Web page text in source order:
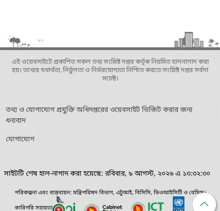
এই ওয়েবসাইটে প্রকাশিত সকল তথ্য সংশ্লিষ্ট দপ্তর কর্তৃক নিয়মিত হালনাগাদ করা
হয়। তথ্যের যথার্থতা, নির্ভুলতা ও নির্ভরযোগ্যতা নিশ্চিত করতে সংশ্লিষ্ট দপ্তর সর্বদা
সচেষ্ট।
তথ্য ও যোগাযোগ প্রযুক্তি অধিদপ্তরের ওয়েবসাইট ভিজিট করার জন্য
ধন্যবাদ
যোগাযোগ
সাইটটি শেষ হাল-নাগাদ করা হয়েছে: রবিবার, ৯ আগস্ট, ২০২৬ এ ১৩:৩২:৩০
পরিকল্পনা এবং বাস্তবায়ন: মন্ত্রিপরিষদ বিভাগ, এটুআই, বিসিসি, ডিওআইসিটি ও বেসিস।
কারিগরি সহায়তা